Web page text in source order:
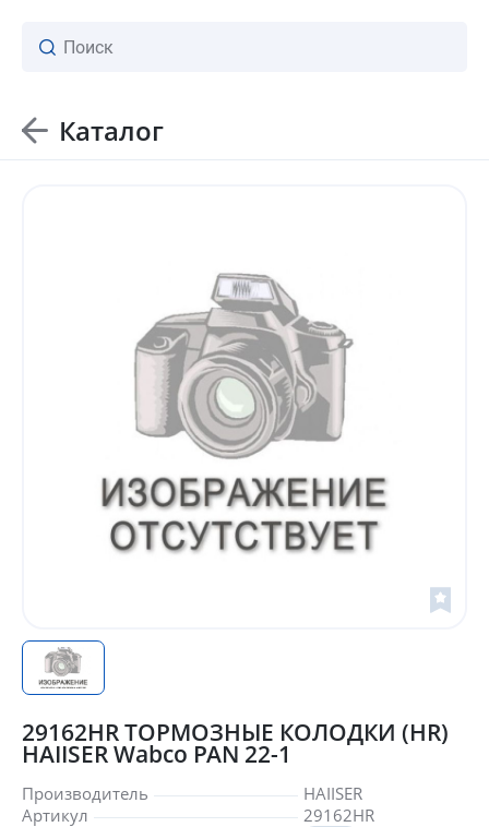
Каталог
29162HR ТОРМОЗНЫЕ КОЛОДКИ (HR)
HAIISER Wabco PAN 22-1
Производитель
HAIISER
Артикул
29162HR